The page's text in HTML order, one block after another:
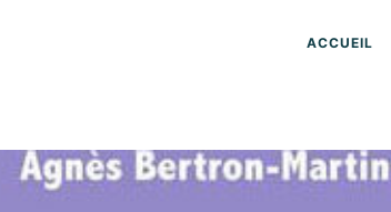
ACCUEIL